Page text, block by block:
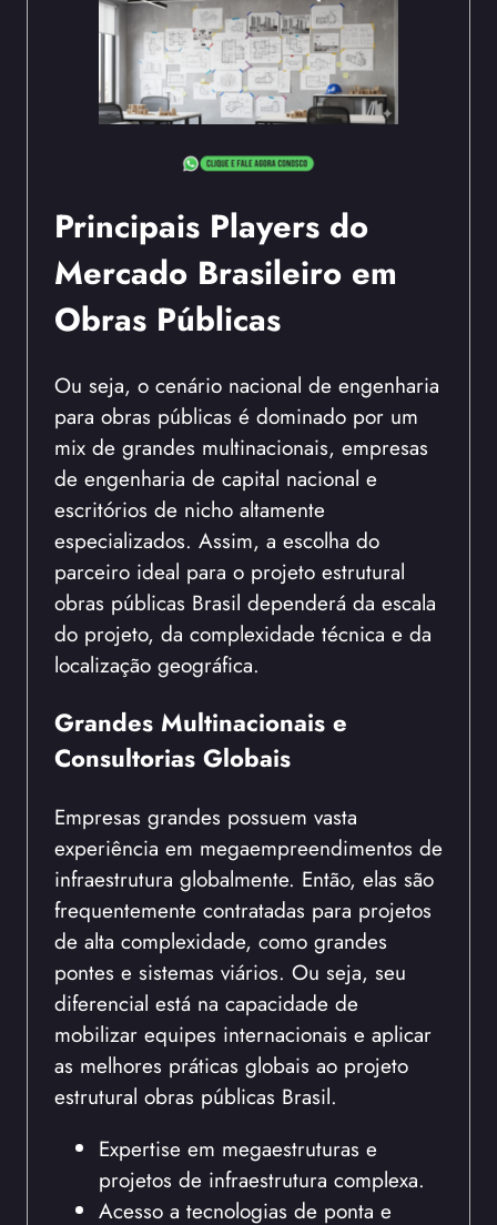
Principais Players do
Mercado Brasileiro em
Obras Públicas
Ou seja, o cenário nacional de engenharia
para obras públicas é dominado por um
mix de grandes multinacionais, empresas
de engenharia de capital nacional e
escritórios de nicho altamente
especializados. Assim, a escolha do
parceiro ideal para o projeto estrutural
obras públicas Brasil dependerá da escala
do projeto, da complexidade técnica e da
localização geográfica.
Grandes Multinacionais e
Consultorias Globais
Empresas grandes possuem vasta
experiência em megaempreendimentos de
infraestrutura globalmente. Então, elas são
frequentemente contratadas para projetos
de alta complexidade, como grandes
pontes e sistemas viários. Ou seja, seu
diferencial está na capacidade de
mobilizar equipes internacionais e aplicar
as melhores práticas globais ao projeto
estrutural obras públicas Brasil.
Expertise em megaestruturas e
projetos de infraestrutura complexa.
Acesso a tecnologias de ponta e